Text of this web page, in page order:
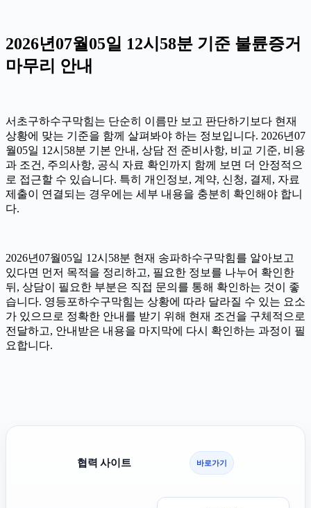
2026년07월05일 12시58분 기준 불륜증거
마무리 안내
서초구하수구막힘는 단순히 이름만 보고 판단하기보다 현재
상황에 맞는 기준을 함께 살펴봐야 하는 정보입니다. 2026년07
월05일 12시58분 기본 안내, 상담 전 준비사항, 비교 기준, 비용
과 조건, 주의사항, 공식 자료 확인까지 함께 보면 더 안정적으
로 접근할 수 있습니다. 특히 개인정보, 계약, 신청, 결제, 자료
제출이 연결되는 경우에는 세부 내용을 충분히 확인해야 합니
다.
2026년07월05일 12시58분 현재 송파하수구막힘를 알아보고
있다면 먼저 목적을 정리하고, 필요한 정보를 나누어 확인한
뒤, 상담이 필요한 부분은 직접 문의를 통해 확인하는 것이 좋
습니다. 영등포하수구막힘는 상황에 따라 달라질 수 있는 요소
가 있으므로 정확한 안내를 받기 위해 현재 조건을 구체적으로
전달하고, 안내받은 내용을 마지막에 다시 확인하는 과정이 필
요합니다.
협력 사이트 바로가기